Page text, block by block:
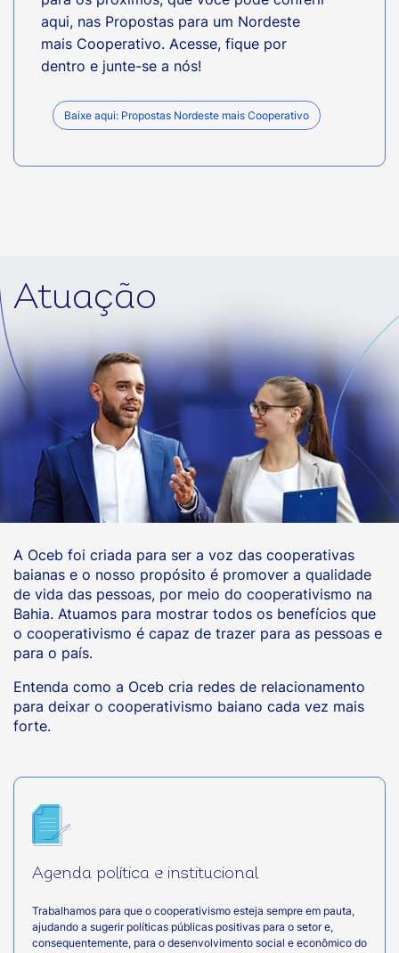
aqui, nas Propostas para um Nordeste
mais Cooperativo. Acesse, fique por
dentro e junte-se a nós!
Baixe aqui: Propostas Nordeste mais Cooperativo
Atuação
A Oceb foi criada para ser a voz das cooperativas
baianas e o nosso propósito é promover a qualidade
de vida das pessoas, por meio do cooperativismo na
Bahia. Atuamos para mostrar todos os benefícios que
o cooperativismo é capaz de trazer para as pessoas e
para o país.
Entenda como a Oceb cria redes de relacionamento
para deixar o cooperativismo baiano cada vez mais
forte.
Agenda política e institucional
Trabalhamos para que o cooperativismo esteja sempre em pauta,
ajudando a sugerir políticas públicas positivas para o setor e,
consequentemente, para o desenvolvimento social e econômico do